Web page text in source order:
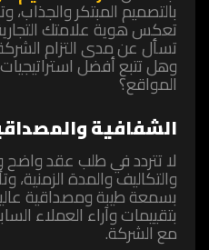
بالتصميم المبتكر
تعكس هوية علامتك
تسأل عن مدى التزام الشركة
وهل تتبع أفضل
المواقع؟
الشفافية
لا تتردد في طلب عقد
والتكاليف والمدة
بسمعة طيبة ومصداقية
بتقييمات وآراء العملاء
مع الشركة.